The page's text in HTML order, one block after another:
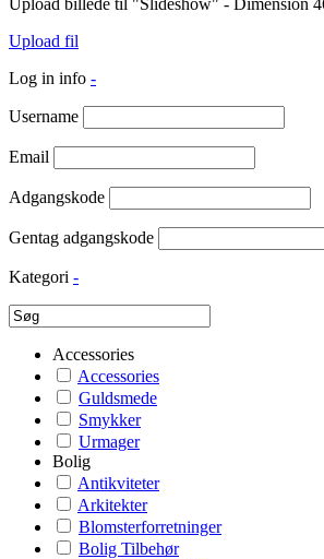
Upload billede til "Slideshow" - Dimension
Upload fil
Log in info -
Username
Email
Adgangskode
Gentag adgangskode
Kategori -
Accessories
Accessories
Guldsmede
Smykker
Urmager
Bolig
Antikviteter
Arkitekter
Blomsterforretninger
Bolig Tilbehør